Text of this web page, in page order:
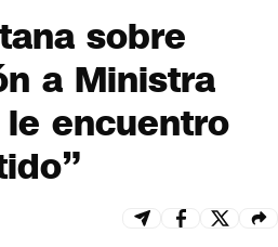
sobre
a Ministra
le encuentro